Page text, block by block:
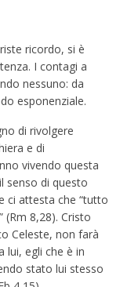
ricordo, si è
I contagi a
nessuno: da
esponenziale.
di rivolgere
e di
vivendo questa
senso di questo
ci attesta che “tutto
8,28). Cristo
Celeste, non farà
lui, egli che è in
stato lui stesso